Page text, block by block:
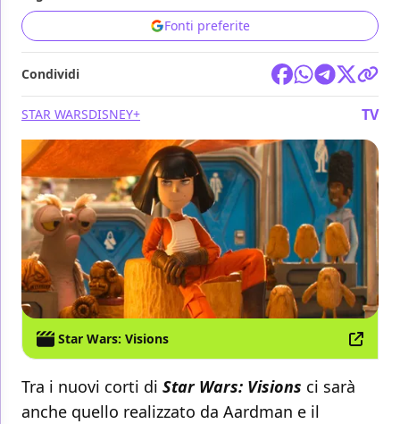
Fonti preferite
Condividi
STAR WARSDISNEY+ TV
Star Wars: Visions
Tra i nuovi corti di Star Wars: Visions ci sarà
anche quello realizzato da Aardman e il